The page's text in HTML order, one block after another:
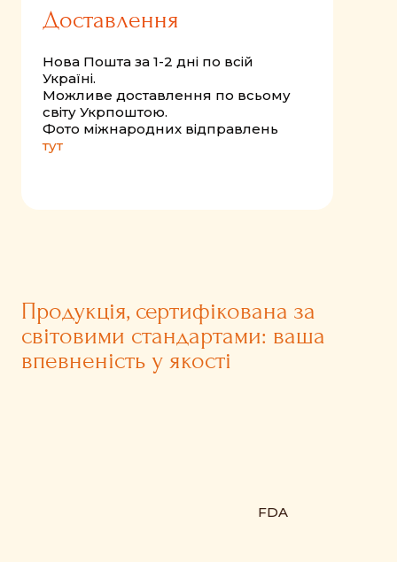
Нова Пошта за 1-2 дні по всій
Україні.
Можливе доставлення по всьому
світу Укрпоштою.
Фото міжнародних відправлень
тут
Доставлення
FDA
Продукція, сертифікована за
світовими стандартами: ваша
впевненість у якості